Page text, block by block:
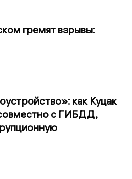
гремят взрывы:
как Куцак
с ГИБДД,